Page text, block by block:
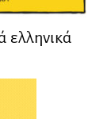
ελληνικά